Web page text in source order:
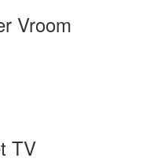
Vroom
TV